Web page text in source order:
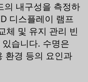
의 내구성을 측정하
디스플레이 램프
체 및 유지 관리 빈
습니다. 수명은
환경 등의 요인과